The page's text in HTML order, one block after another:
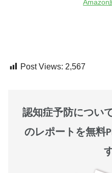
Amazon
Post Views: 2,567
認知症予防につい
のレポートを無料